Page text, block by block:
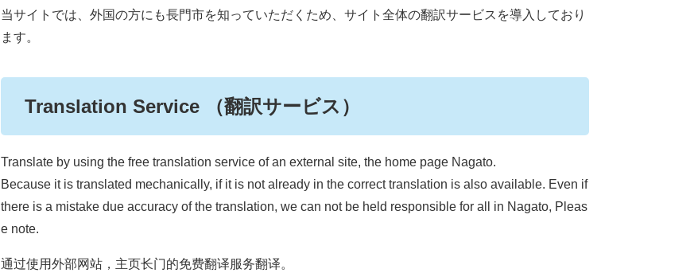
当サイトでは、外国の方にも長門市を知っていただくため、サイト全体の翻訳サービスを導入しており
ます。
Translation Service （翻訳サービス）
Translate by using the free translation service of an external site, the home page Nagato.
Because it is translated mechanically, if it is not already in the correct translation is also available. Even if
there is a mistake due accuracy of the translation, we can not be held responsible for all in Nagato, Pleas
e note.
通过使用外部网站，主页长门的免费翻译服务翻译。